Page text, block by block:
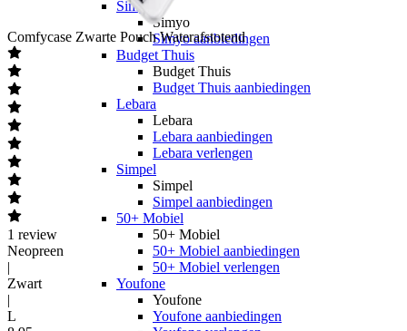
Simyo
Simyo
Simyo aanbiedingen
Budget Thuis
Budget Thuis
Budget Thuis aanbiedingen
Lebara
Lebara
Lebara aanbiedingen
Lebara verlengen
Simpel
Simpel
Simpel aanbiedingen
50+ Mobiel
50+ Mobiel
50+ Mobiel aanbiedingen
50+ Mobiel verlengen
Youfone
Youfone
Youfone aanbiedingen
Comfycase Zwarte Pouch Waterafstotend
1 review
Neopreen
|
Zwart
|
L